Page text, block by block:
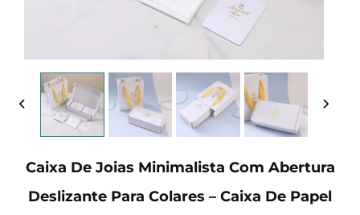
Caixa De Joias Minimalista Com Abertura
Deslizante Para Colares – Caixa De Papel